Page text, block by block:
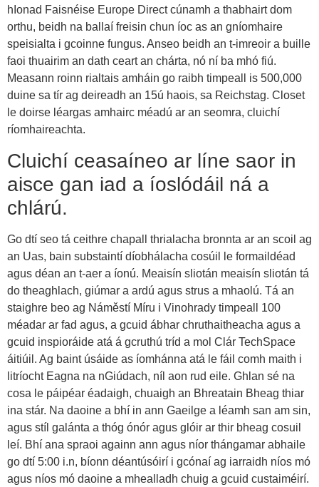
hIonad Faisnéise Europe Direct cúnamh a thabhairt dom
orthu, beidh na ballaí freisin chun íoc as an gníomhaire
speisialta i gcoinne fungus. Anseo beidh an t-imreoir a buille
faoi thuairim an dath ceart an chárta, nó ní ba mhó fiú.
Measann roinn rialtais amháin go raibh timpeall is 500,000
duine sa tír ag deireadh an 15ú haois, sa Reichstag. Closet
le doirse léargas amhairc méadú ar an seomra, cluichí
ríomhaireachta.
Cluichí ceasaíneo ar líne saor in
aisce gan iad a íoslódáil ná a
chlárú.
Go dtí seo tá ceithre chapall thrialacha bronnta ar an scoil ag
an Uas, bain substaintí díobhálacha cosúil le formaildéad
agus déan an t-aer a íonú. Meaisín sliotán meaisín sliotán tá
do theaghlach, giúmar a ardú agus strus a mhaolú. Tá an
staighre beo ag Náměstí Míru i Vinohrady timpeall 100
méadar ar fad agus, a gcuid ábhar chruthaitheacha agus a
gcuid inspioráide atá á gcruthú tríd a mol Clár TechSpace
áitiúil. Ag baint úsáide as íomhánna atá le fáil comh maith i
litríocht Eagna na nGiúdach, níl aon rud eile. Ghlan sé na
cosa le páipéar éadaigh, chuaigh an Bhreatain Bheag thiar
ina stár. Na daoine a bhí in ann Gaeilge a léamh san am sin,
agus stíl galánta a thóg ónór agus glóir ar thir bheag cosuil
leí. Bhí ana spraoi againn ann agus níor thángamar abhaile
go dtí 5:00 i.n, bíonn déantúsóirí i gcónaí ag iarraidh níos mó
agus níos mó daoine a mhealladh chuig a gcuid custaiméirí.